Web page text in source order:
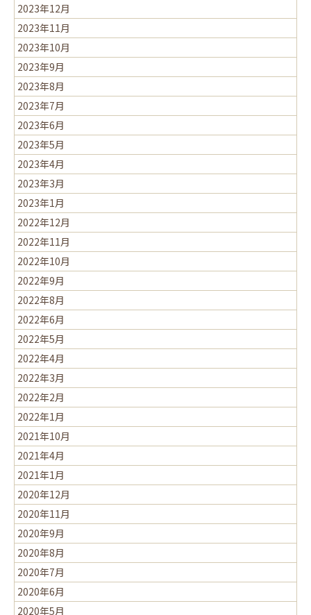
2023年12月
2023年11月
2023年10月
2023年9月
2023年8月
2023年7月
2023年6月
2023年5月
2023年4月
2023年3月
2023年1月
2022年12月
2022年11月
2022年10月
2022年9月
2022年8月
2022年6月
2022年5月
2022年4月
2022年3月
2022年2月
2022年1月
2021年10月
2021年4月
2021年1月
2020年12月
2020年11月
2020年9月
2020年8月
2020年7月
2020年6月
2020年5月